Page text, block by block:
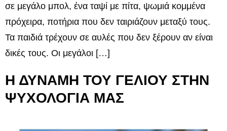
σε μεγάλο μπολ, ένα ταψί με πίτα, ψωμιά κομμένα
πρόχειρα, ποτήρια που δεν ταιριάζουν μεταξύ τους.
Τα παιδιά τρέχουν σε αυλές που δεν ξέρουν αν είναι
δικές τους. Οι μεγάλοι […]
Η ΔΥΝΑΜΗ ΤΟΥ ΓΕΛΙΟΥ ΣΤΗΝ
ΨΥΧΟΛΟΓΙΑ ΜΑΣ